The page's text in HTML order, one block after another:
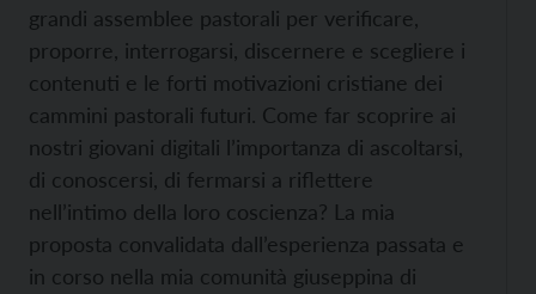
grandi assemblee pastorali per verificare,
proporre, interrogarsi, discernere e scegliere i
contenuti e le forti motivazioni cristiane dei
cammini pastorali futuri. Come far scoprire ai
nostri giovani digitali l’importanza di ascoltarsi,
di conoscersi, di fermarsi a riflettere
nell’intimo della loro coscienza? La mia
proposta convalidata dall’esperienza passata e
in corso nella mia comunità giuseppina di